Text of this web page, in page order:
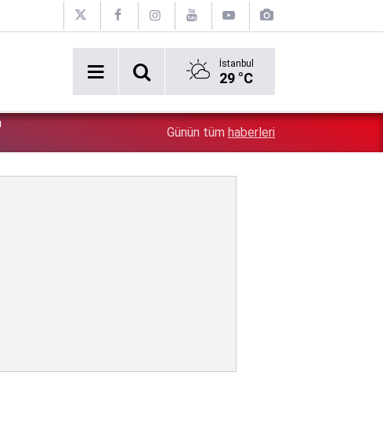
İstanbul
29 °C
Erken tatil rezervasyonu mağdurları için Ticaret
Günün tüm haberleri